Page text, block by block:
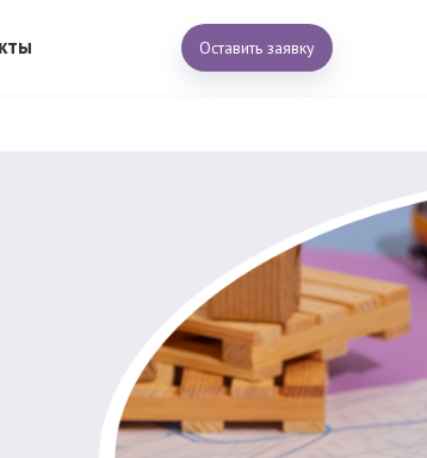
Оставить заявку